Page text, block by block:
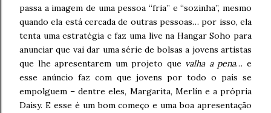
passa a imagem de uma pessoa “fria” e “sozinha”, mesmo
quando ela está cercada de outras pessoas… por isso, ela
tenta uma estratégia e faz uma live na Hangar Soho para
anunciar que vai dar uma série de bolsas a jovens artistas
que lhe apresentarem um projeto que valha a pena… e
esse anúncio faz com que jovens por todo o país se
empolguem – dentre eles, Margarita, Merlín e a própria
Daisy. E esse é um bom começo e uma boa apresentação